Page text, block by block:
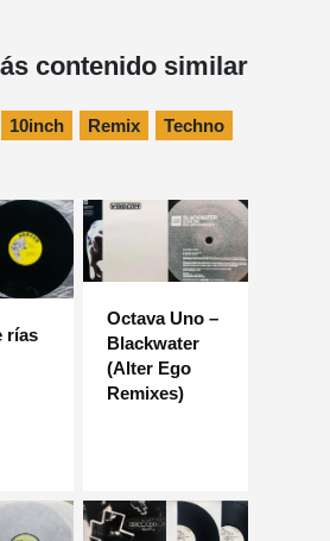
contenido similar
10inch Remix Techno
rías
Octava Uno –
Blackwater
(Alter Ego
Remixes)